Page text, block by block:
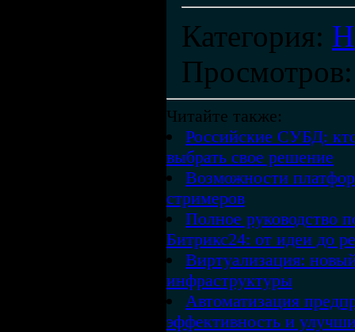
Категория:
Просмотров
Читайте также:
Российские СУБД:
выбрать свое решение
Возможности
стримеров
Полное руководство
Битрикс24: от идеи до
Виртуализация:
инфраструктуры
Автоматизация
эффективность и